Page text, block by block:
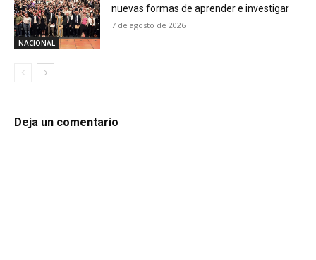
NACIONAL
nuevas formas de aprender e investigar
7 de agosto de 2026
Deja un comentario